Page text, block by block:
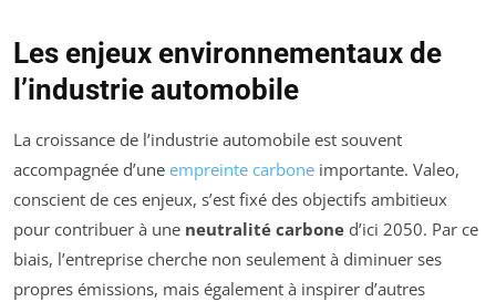
Les enjeux environnementaux de
l’industrie automobile
La croissance de l’industrie automobile est souvent
accompagnée d’une empreinte carbone importante. Valeo,
conscient de ces enjeux, s’est fixé des objectifs ambitieux
pour contribuer à une neutralité carbone d’ici 2050. Par ce
biais, l’entreprise cherche non seulement à diminuer ses
propres émissions, mais également à inspirer d’autres